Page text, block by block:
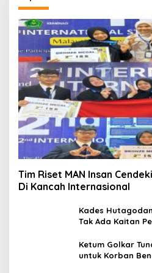
Tim Riset MAN Insan
Di Kancah Internasional
Kades
Tak Ada Kaitan
Ketum Golkar
untuk Korban